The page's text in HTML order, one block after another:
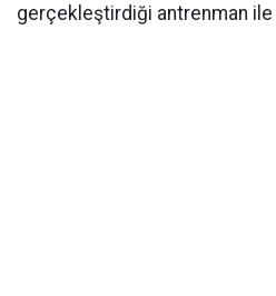
gerçekleştirdiği antrenman